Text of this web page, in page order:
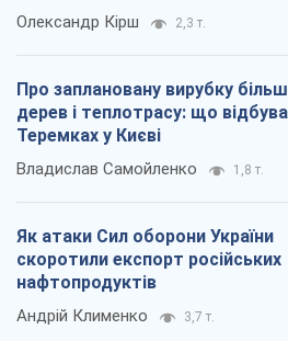
Олександр Кірш 2,3 т.
Про заплановану вирубку
дерев і теплотрасу: що
Теремках у Києві
Владислав Самойленко 1,8 т.
Як атаки Сил оборони України
скоротили експорт російських
нафтопродуктів
Андрій Клименко 3,7 т.